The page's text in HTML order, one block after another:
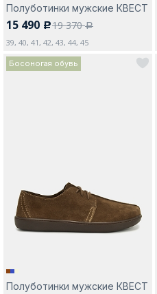
Полуботинки мужские КВЕСТ
15 490 c19 370a
39, 40, 41, 42, 43, 44, 45
Босоногая обувь
Полуботинки мужские КВЕСТ